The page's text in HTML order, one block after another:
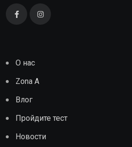
О нас
Zona A
Влог
Пройдите тест
Новости